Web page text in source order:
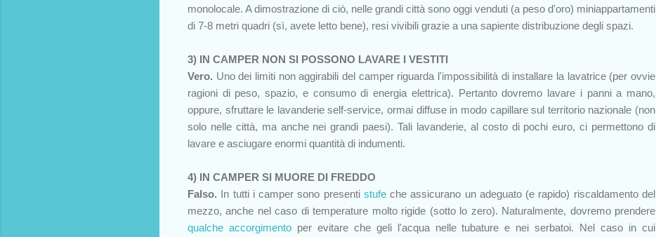
monolocale. A dimostrazione di ciò, nelle grandi città sono oggi venduti (a peso d'oro) miniappartamenti
di 7-8 metri quadri (sì, avete letto bene), resi vivibili grazie a una sapiente distribuzione degli spazi.
3) IN CAMPER NON SI POSSONO LAVARE I VESTITI
Vero. Uno dei limiti non aggirabili del camper riguarda l'impossibilità di installare la lavatrice (per ovvie
ragioni di peso, spazio, e consumo di energia elettrica). Pertanto dovremo lavare i panni a mano,
oppure, sfruttare le lavanderie self-service, ormai diffuse in modo capillare sul territorio nazionale (non
solo nelle città, ma anche nei grandi paesi). Tali lavanderie, al costo di pochi euro, ci permettono di
lavare e asciugare enormi quantità di indumenti.
4) IN CAMPER SI MUORE DI FREDDO
Falso. In tutti i camper sono presenti stufeche assicurano un adeguato (e rapido) riscaldamento del
mezzo, anche nel caso di temperature molto rigide (sotto lo zero). Naturalmente, dovremo prendere
qualche accorgimentoper evitare che geli l'acqua nelle tubature e nei serbatoi. Nel caso in cui